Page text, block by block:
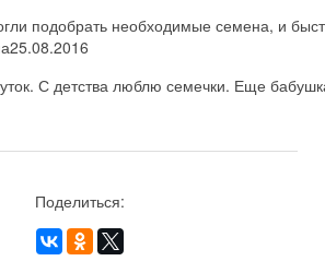
подобрать необходимые семена, и
25.08.2016
С детства люблю семечки. Еще
Поделиться: